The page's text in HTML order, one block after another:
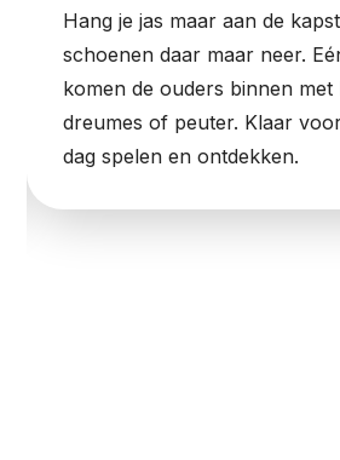
Hang je jas maar aan de
schoenen daar maar neer.
komen de ouders binnen met
dreumes of peuter. Klaar
dag spelen en ontdekken.